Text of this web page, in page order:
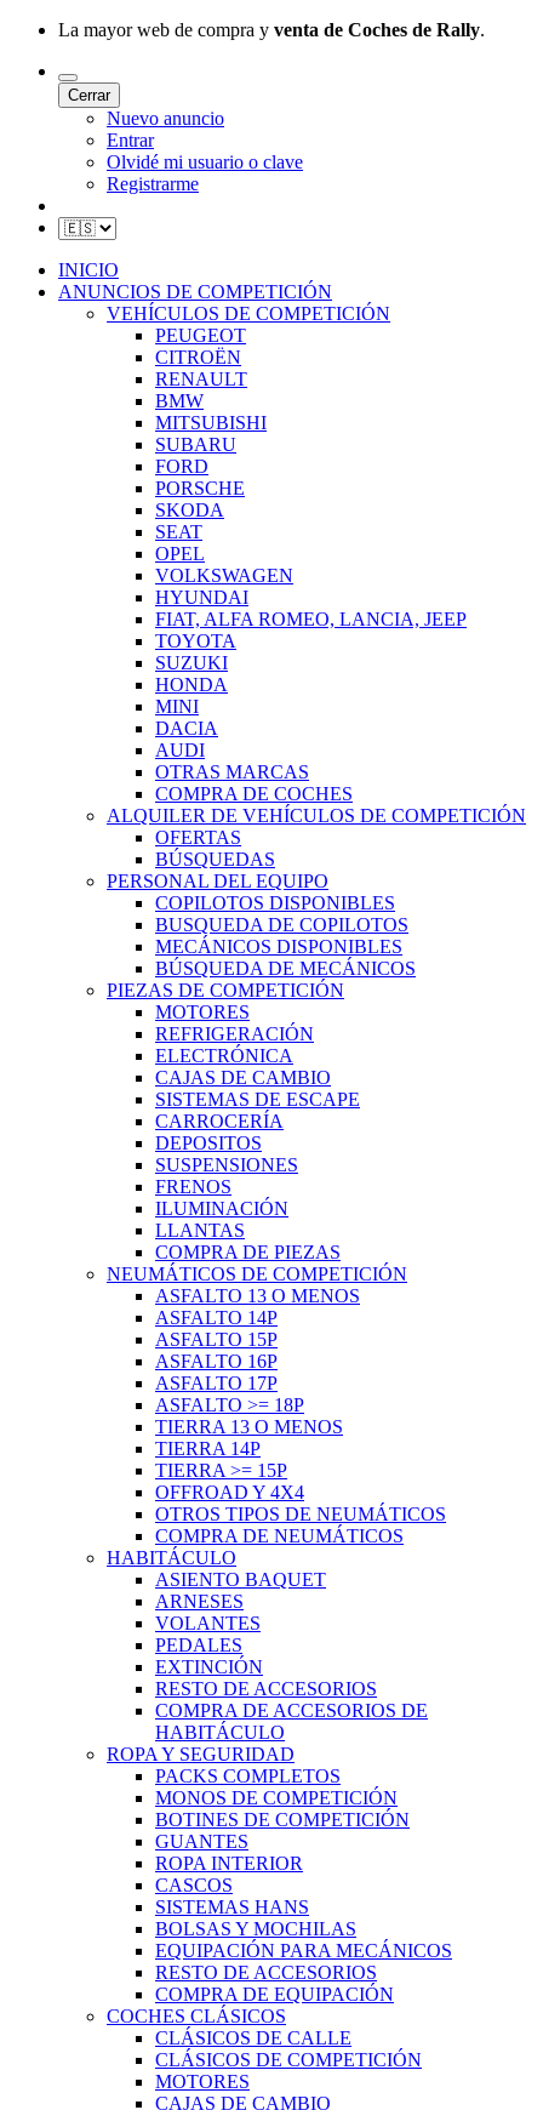
La mayor web de compra y venta de Coches de Rally.
Cerrar
Nuevo anuncio
Entrar
Olvidé mi usuario o clave
Registrarme
INICIO
ANUNCIOS DE COMPETICIÓN
VEHÍCULOS DE COMPETICIÓN
PEUGEOT
CITROËN
RENAULT
BMW
MITSUBISHI
SUBARU
FORD
PORSCHE
SKODA
SEAT
OPEL
VOLKSWAGEN
HYUNDAI
FIAT, ALFA ROMEO, LANCIA, JEEP
TOYOTA
SUZUKI
HONDA
MINI
DACIA
AUDI
OTRAS MARCAS
COMPRA DE COCHES
ALQUILER DE VEHÍCULOS DE COMPETICIÓN
OFERTAS
BÚSQUEDAS
PERSONAL DEL EQUIPO
COPILOTOS DISPONIBLES
BUSQUEDA DE COPILOTOS
MECÁNICOS DISPONIBLES
BÚSQUEDA DE MECÁNICOS
PIEZAS DE COMPETICIÓN
MOTORES
REFRIGERACIÓN
ELECTRÓNICA
CAJAS DE CAMBIO
SISTEMAS DE ESCAPE
CARROCERÍA
DEPOSITOS
SUSPENSIONES
FRENOS
ILUMINACIÓN
LLANTAS
COMPRA DE PIEZAS
NEUMÁTICOS DE COMPETICIÓN
ASFALTO 13 O MENOS
ASFALTO 14P
ASFALTO 15P
ASFALTO 16P
ASFALTO 17P
ASFALTO >= 18P
TIERRA 13 O MENOS
TIERRA 14P
TIERRA >= 15P
OFFROAD Y 4X4
OTROS TIPOS DE NEUMÁTICOS
COMPRA DE NEUMÁTICOS
HABITÁCULO
ASIENTO BAQUET
ARNESES
VOLANTES
PEDALES
EXTINCIÓN
RESTO DE ACCESORIOS
COMPRA DE ACCESORIOS DE
HABITÁCULO
ROPA Y SEGURIDAD
PACKS COMPLETOS
MONOS DE COMPETICIÓN
BOTINES DE COMPETICIÓN
GUANTES
ROPA INTERIOR
CASCOS
SISTEMAS HANS
BOLSAS Y MOCHILAS
EQUIPACIÓN PARA MECÁNICOS
RESTO DE ACCESORIOS
COMPRA DE EQUIPACIÓN
COCHES CLÁSICOS
CLÁSICOS DE CALLE
CLÁSICOS DE COMPETICIÓN
MOTORES
CAJAS DE CAMBIO